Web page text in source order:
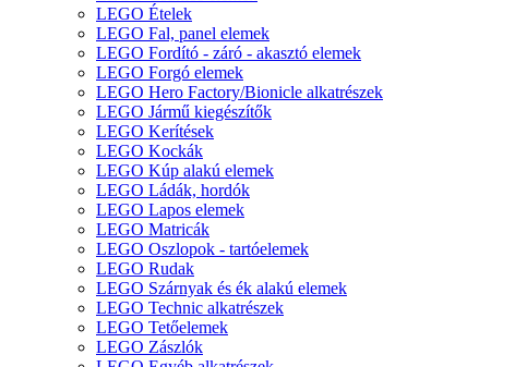
LEGO Ételek
LEGO Fal, panel elemek
LEGO Fordító - záró - akasztó elemek
LEGO Forgó elemek
LEGO Hero Factory/Bionicle alkatrészek
LEGO Jármű kiegészítők
LEGO Kerítések
LEGO Kockák
LEGO Kúp alakú elemek
LEGO Ládák, hordók
LEGO Lapos elemek
LEGO Matricák
LEGO Oszlopok - tartóelemek
LEGO Rudak
LEGO Szárnyak és ék alakú elemek
LEGO Technic alkatrészek
LEGO Tetőelemek
LEGO Zászlók